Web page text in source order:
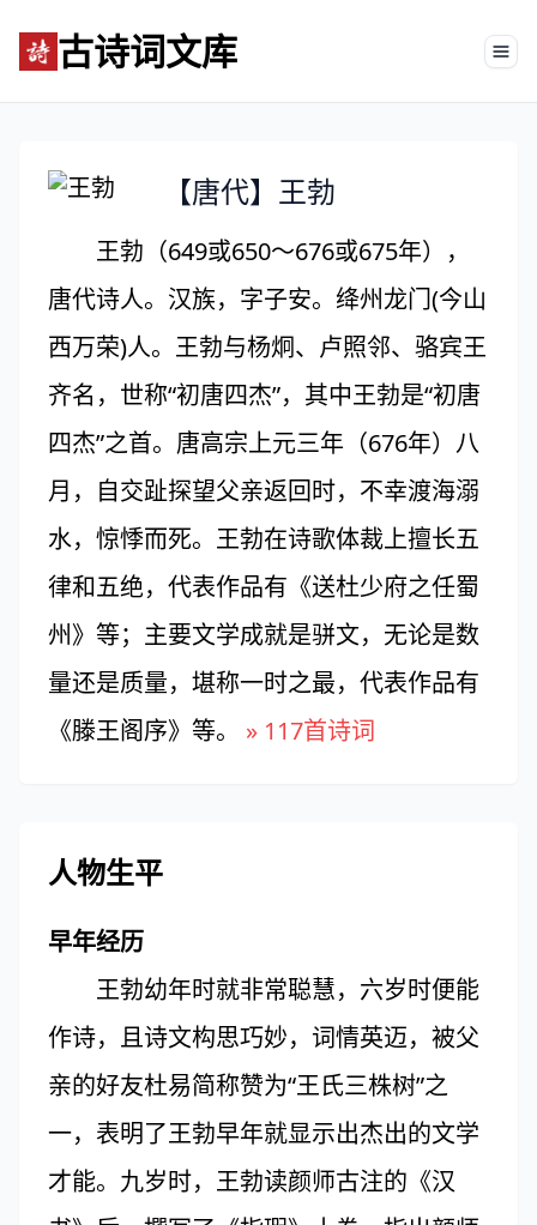
古诗词文库
【唐代】王勃
王勃（649或650～676或675年），
唐代诗人。汉族，字子安。绛州龙门(今山
西万荣)人。王勃与杨炯、卢照邻、骆宾王
齐名，世称“初唐四杰”，其中王勃是“初唐
四杰”之首。唐高宗上元三年（676年）八
月，自交趾探望父亲返回时，不幸渡海溺
水，惊悸而死。王勃在诗歌体裁上擅长五
律和五绝，代表作品有《送杜少府之任蜀
州》等；主要文学成就是骈文，无论是数
量还是质量，堪称一时之最，代表作品有
《滕王阁序》等。 » 117首诗词
人物生平
早年经历
王勃幼年时就非常聪慧，六岁时便能
作诗，且诗文构思巧妙，词情英迈，被父
亲的好友杜易简称赞为“王氏三株树”之
一，表明了王勃早年就显示出杰出的文学
才能。九岁时，王勃读颜师古注的《汉